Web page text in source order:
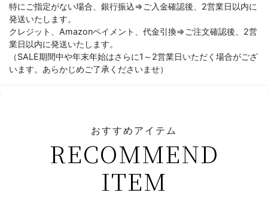
特にご指定がない場合、銀行振込⇒ご入金確認後、2営業日以内に
発送いたします。
クレジット、Amazonペイメント、代金引換⇒ご注文確認後、2営
業日以内に発送いたします。
（SALE期間中や年末年始はさらに1～2営業日いただく場合がござ
います。あらかじめご了承くださいませ）
おすすめアイテム
RECOMMEND
ITEM